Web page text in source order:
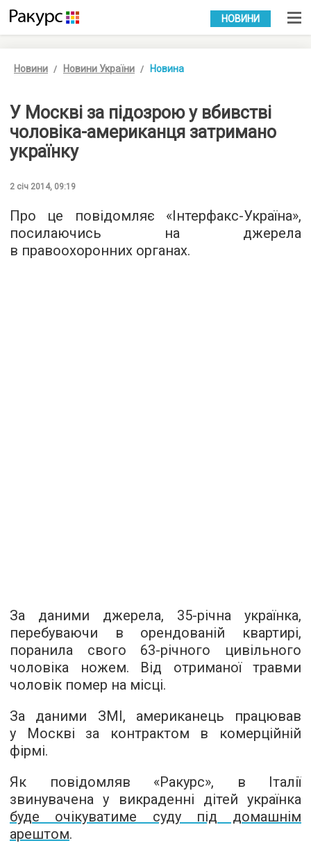
УКР РУС
НОВИНИ
Новини Новини України Новина
У Москві за підозрою у вбивстві
чоловіка-американця затримано
українку
2 січ 2014, 09:19
Про це повідомляє «Інтерфакс-Україна»,
посилаючись на джерела
в правоохоронних органах.
За даними джерела, 35-річна українка,
перебуваючи в орендованій квартирі,
поранила свого 63-річного цивільного
чоловіка ножем. Від отриманої травми
чоловік помер на місці.
За даними ЗМІ, американець працював
у Москві за контрактом в комерційній
фірмі.
Як повідомляв «Ракурс», в Італії
звинувачена у викраденні дітей українка
буде очікуватиме суду під домашнім
арештом.